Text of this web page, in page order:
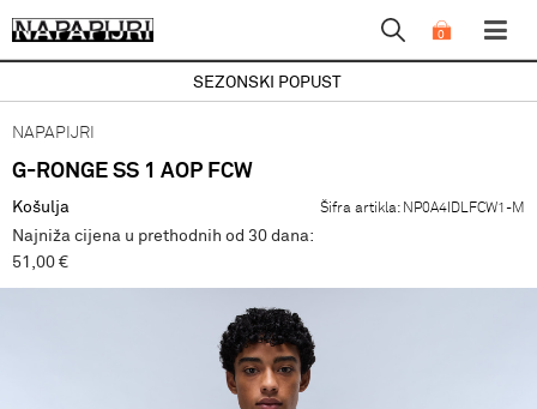
0
SEZONSKI POPUST
NAPAPIJRI
G-RONGE SS 1 AOP FCW
Košulja Šifra artikla: NP0A4IDLFCW1-M
Najniža cijena u prethodnih od 30 dana:
51,00 €